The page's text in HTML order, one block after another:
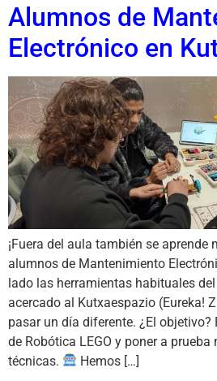
Alumnos de
Electrónico en
¡Fuera del aula también se aprende
alumnos de Mantenimiento
lado las herramientas habituales
acercado al Kutxaespazio (Eureka!
pasar un día diferente. ¿El
de Robótica LEGO y poner a
técnicas.
Hemos […]